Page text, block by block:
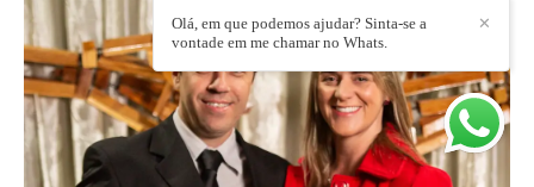
✕
Olá, em que podemos ajudar? Sinta-se a
vontade em me chamar no Whats.